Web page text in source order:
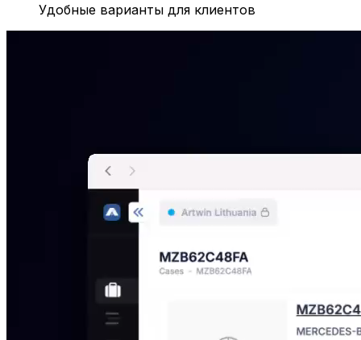
Удобные варианты для клиентов